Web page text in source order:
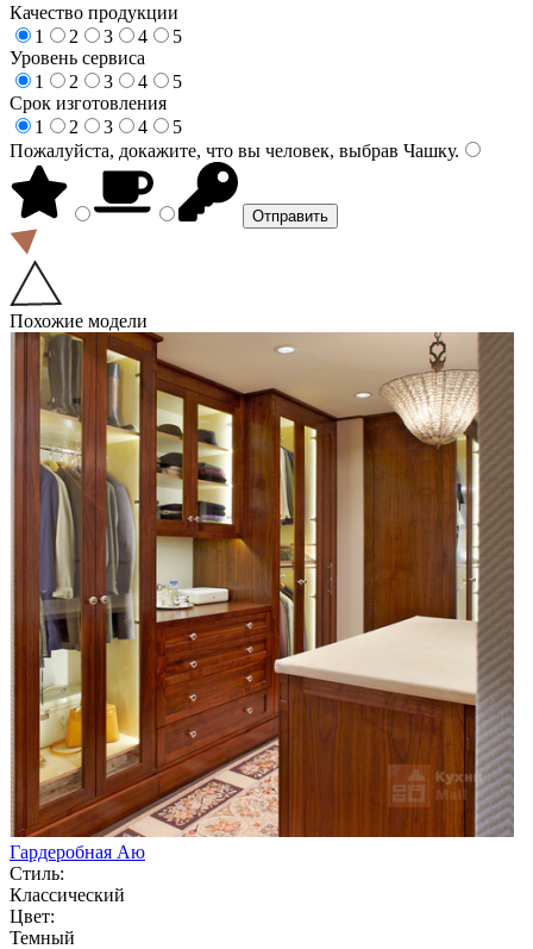
Качество продукции
1
2 3 4
5
Уровень сервиса
1
2 3 4
5
Срок изготовления
1
2 3 4
5
Пожалуйста, докажите, что вы человек, выбрав Чашку.
Похожие модели
Гардеробная Аю
Стиль:
Классический
Цвет:
Темный